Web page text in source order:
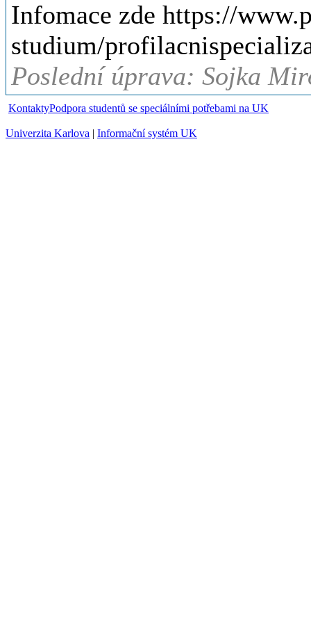
Infomace zde https://
studium/
Poslední úprava: Sojka
KontaktyPodpora studentů se speciálními potřebami na UK
Univerzita Karlova | Informační systém UK